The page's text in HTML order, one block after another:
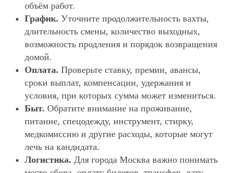
объём работ.
График. Уточните продолжительность вахты,
длительность смены, количество выходных,
возможность продления и порядок возвращения
домой.
Оплата. Проверьте ставку, премии, авансы,
сроки выплат, компенсации, удержания и
условия, при которых сумма может измениться.
Быт. Обратите внимание на проживание,
питание, спецодежду, инструмент, стирку,
медкомиссию и другие расходы, которые могут
лечь на кандидата.
Логистика. Для города Москва важно понимать